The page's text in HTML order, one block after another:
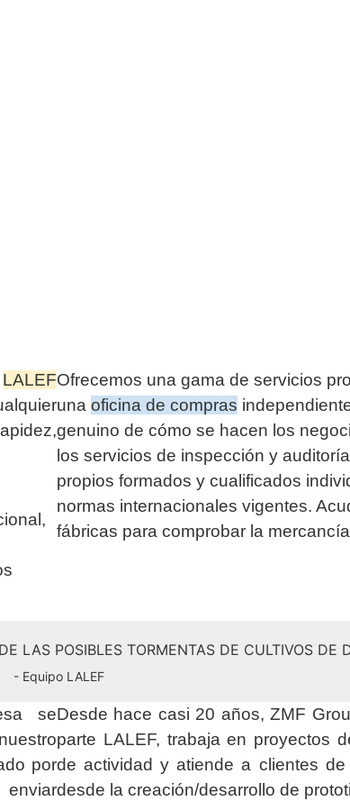
LALEFOfrecemos una gama de servicios
una oficina de compras
genuino de cómo se hacen los
los servicios de inspección y
propios formados y cualificados
normas internacionales vigentes.
fábricas para comprobar la
LAS POSIBLES TORMENTAS DE CULTIVOS DE
- Equipo LALEF
se
por
Desde hace casi 20 años, ZMF
parte LALEF, trabaja en proyectos
de actividad y atiende a clientes
desde la creación/desarrollo de